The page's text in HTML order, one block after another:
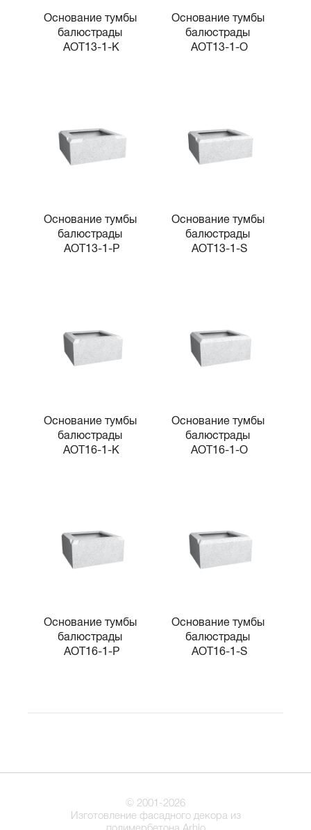
Основание тумбы
балюстрады
AOT13-1-K
Основание тумбы
балюстрады
AOT13-1-O
Основание тумбы
балюстрады
AOT13-1-P
Основание тумбы
балюстрады
AOT13-1-S
Основание тумбы
балюстрады
AOT16-1-K
Основание тумбы
балюстрады
AOT16-1-O
Основание тумбы
балюстрады
AOT16-1-P
Основание тумбы
балюстрады
AOT16-1-S
© 2001-2026
Изготовление фасадного декора из